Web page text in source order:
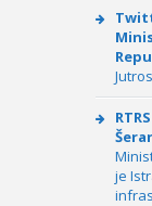
RTRS
je